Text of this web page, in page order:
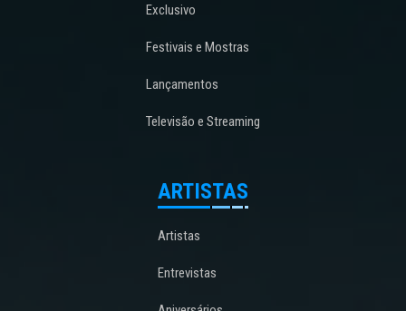
Exclusivo
Festivais e Mostras
Lançamentos
Televisão e Streaming
ARTISTAS
Artistas
Entrevistas